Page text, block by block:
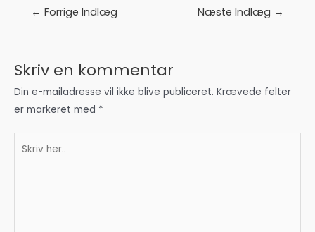
Indlægsnavigation
← Forrige Indlæg Næste Indlæg →
Skriv en kommentar
Din e-mailadresse vil ikke blive publiceret. Krævede felter
er markeret med *